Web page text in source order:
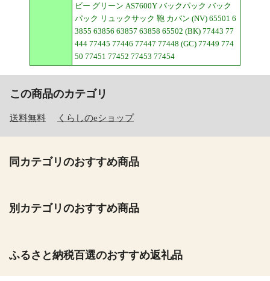
ビー グリーン AS7600Y バックパック バック
パック リュックサック 鞄 カバン (NV) 65501 6
3855 63856 63857 63858 65502 (BK) 77443 77
444 77445 77446 77447 77448 (GC) 77449 774
50 77451 77452 77453 77454
この商品のカテゴリ
送料無料 くらしのeショップ
同カテゴリのおすすめ商品
別カテゴリのおすすめ商品
ふるさと納税百選のおすすめ返礼品